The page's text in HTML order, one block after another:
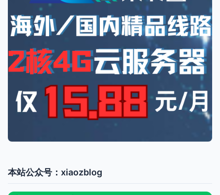
本站公众号：xiaozblog